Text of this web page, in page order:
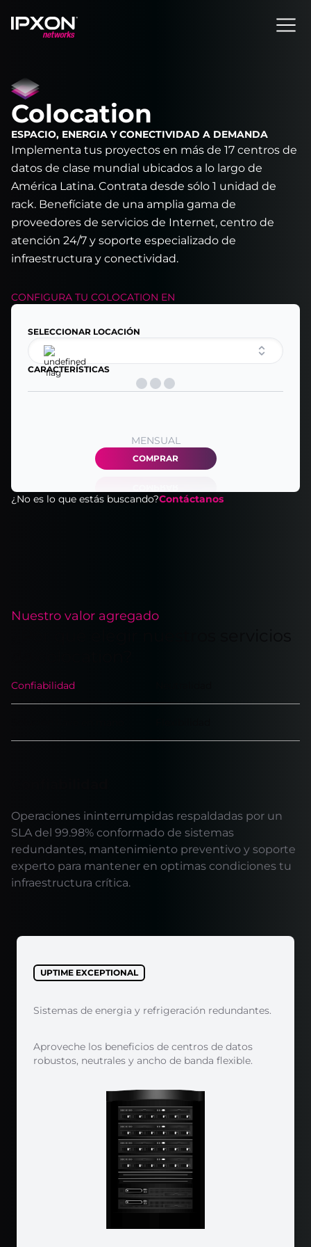
Header
Colocation
ESPACIO, ENERGIA Y CONECTIVIDAD A DEMANDA
Implementa tus proyectos en más de 17 centros de
datos de clase mundial ubicados a lo largo de
América Latina. Contrata desde sólo 1 unidad de
rack. Benefíciate de una amplia gama de
proveedores de servicios de Internet, centro de
atención 24/7 y soporte especializado de
infraestructura y conectividad.
CONFIGURA TU COLOCATION EN
SELECCIONAR LOCACIÓN
CARACTERÍSTICAS
MENSUAL
COMPRAR
¿No es lo que estás buscando?Contáctanos
Nuestro valor agregado
Confiabilidad
Operaciones ininterrumpidas respaldadas por un
SLA del 99.98% conformado de sistemas
redundantes, mantenimiento preventivo y soporte
experto para mantener en optimas condiciones tu
infraestructura crítica.
UPTIME EXCEPTIONAL
Sistemas de energia y refrigeración redundantes.
Aproveche los beneficios de centros de datos
robustos, neutrales y ancho de banda flexible.